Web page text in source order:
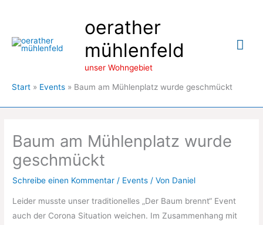
springen
oerather
mühlenfeld
unser Wohngebiet
Start Events Baum am Mühlenplatz wurde geschmückt
Baum am Mühlenplatz wurde
geschmückt
Schreibe einen Kommentar / Events / Von Daniel
Leider musste unser traditionelles „Der Baum brennt“ Event
auch der Corona Situation weichen. Im Zusammenhang mit